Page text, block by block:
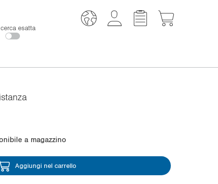
esatta
a magazzino
Aggiungi nel carrello